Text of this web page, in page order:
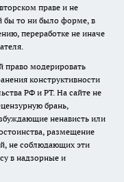
праве и не
бы то ни было форме, в
переработке не иначе
право модерировать
конструктивности
РФ и РТ. На сайте не
брань,
ненависть или
размещение
не соблюдающих эти
в надзорные и